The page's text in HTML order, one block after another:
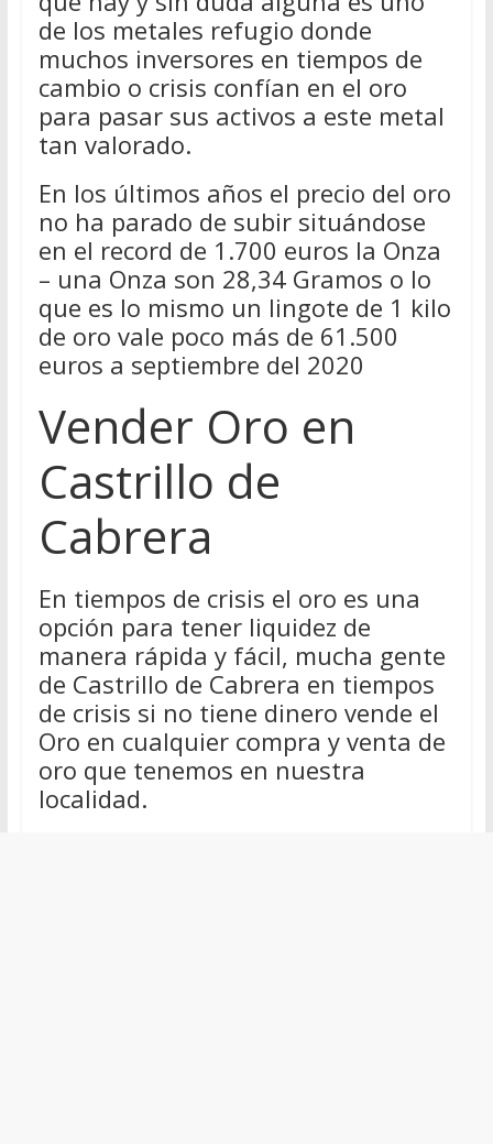
de los metales refugio donde
muchos inversores en tiempos de
cambio o crisis confían en el oro
para pasar sus activos a este metal
tan valorado.
En los últimos años el precio del oro
no ha parado de subir situándose
en el record de 1.700 euros la Onza
– una Onza son 28,34 Gramos o lo
que es lo mismo un lingote de 1 kilo
de oro vale poco más de 61.500
euros a septiembre del 2020
Vender Oro en
Castrillo de
Cabrera
En tiempos de crisis el oro es una
opción para tener liquidez de
manera rápida y fácil, mucha gente
de Castrillo de Cabrera en tiempos
de crisis si no tiene dinero vende el
Oro en cualquier compra y venta de
oro que tenemos en nuestra
localidad.